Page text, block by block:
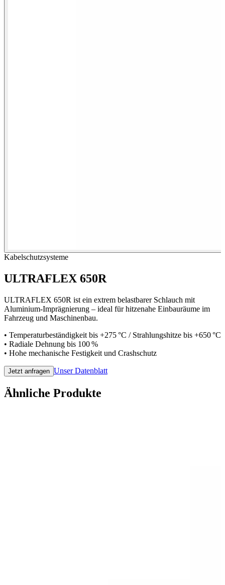
Kabelschutzsysteme
ULTRAFLEX 650R
ULTRAFLEX 650R ist ein extrem belastbarer Schlauch mit
Aluminium-Imprägnierung – ideal für hitzenahe Einbauräume im
Fahrzeug und Maschinenbau.
• Temperaturbeständigkeit bis +275 °C / Strahlungshitze bis +650 °C
• Radiale Dehnung bis 100 %
• Hohe mechanische Festigkeit und Crashschutz
Jetzt anfragen Unser Datenblatt
Ähnliche Produkte